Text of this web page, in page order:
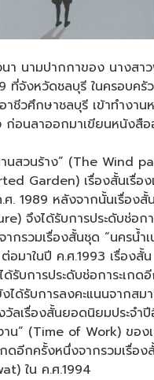
นามปากกาของ นางสา
ที่จังหวัดชลบุรี ในครอบครั
าชีวศึกษาชลบุรี เข้าทำงา
อนลาออกมาเขียนหนังสือ
วนร้าง” (The Wind
Garden) เรื่องสั้นเรื่อง
. 1989 หลังจากนั้นเรื่องสั้
จึงได้รับการประดับช่อกา
ากรวมเรื่องสั้นชุด “นครน้
มาในปี ค.ศ.1993 เรื่องสั้น
บการประดับช่อการะเกด
ได้รับการลงคะแนนจากสม
งวัลเรื่องสั้นยอดนิยมประจำ
าน” (Time of Work) ของ
กดอีกครั้งหนึ่งจากรวมเรื่อง
ใน ค.ศ.1994